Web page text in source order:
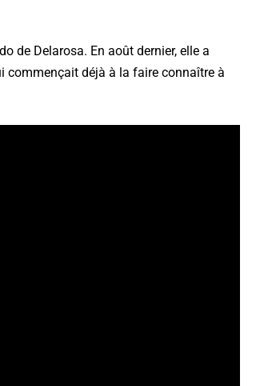
de Delarosa. En août dernier, elle a
commençait déjà à la faire connaître à